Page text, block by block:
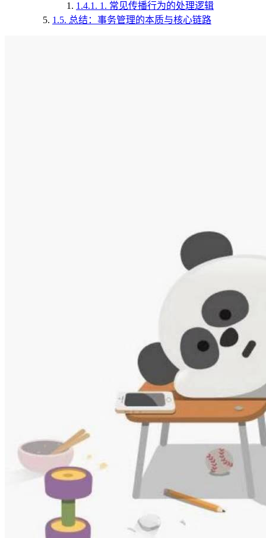
1.4.1. 1. 常见传播行为的处理逻辑
1.5. 总结：事务管理的本质与核心链路